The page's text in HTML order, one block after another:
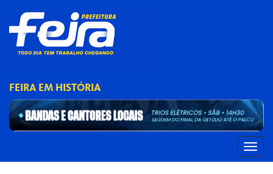
FEIRA EM HISTÓRIA